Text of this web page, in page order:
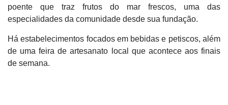
poente que traz frutos do mar frescos, uma das
especialidades da comunidade desde sua fundação.
Há estabelecimentos focados em bebidas e petiscos, além
de uma feira de artesanato local que acontece aos finais
de semana.